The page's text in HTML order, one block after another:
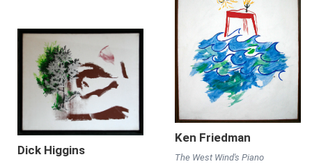
Ken Friedman
The West Wind's Piano
Dick Higgins